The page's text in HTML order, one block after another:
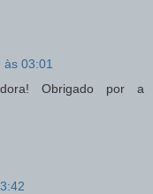
03:01
Obrigado por a